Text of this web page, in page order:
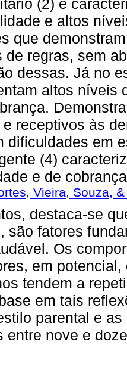
e altos
que
de regras, sem
dessas. Já no
altos níveis
receptivos às
dificuldades em
(4)
e de
Vieira, Souza,
destaca-se
são fatores
Os
em
tendem a
em tais
parental e
entre nove e